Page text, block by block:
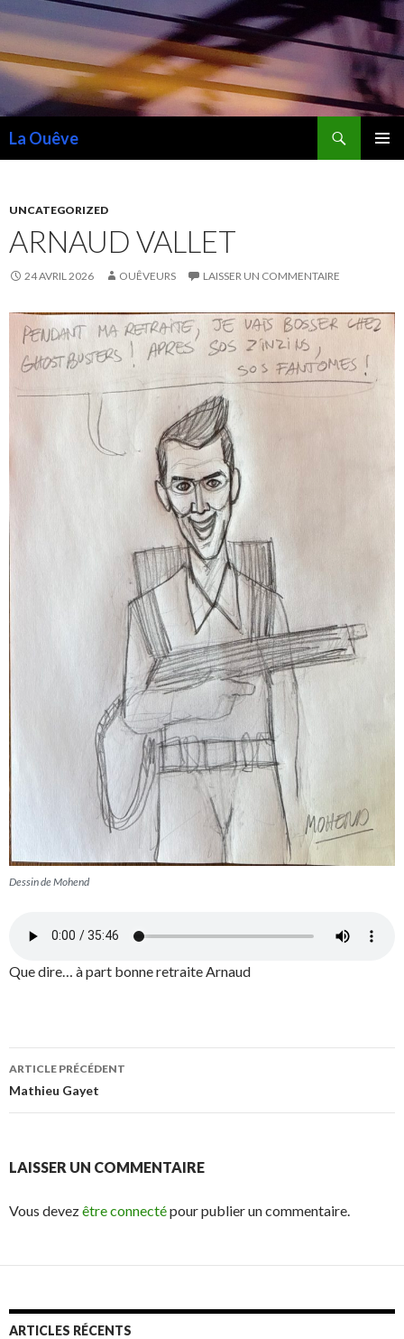
La Ouêve
UNCATEGORIZED
ARNAUD VALLET
24 AVRIL 2026 OUÊVEURS LAISSER UN COMMENTAIRE
Dessin de Mohend
Que dire… à part bonne retraite Arnaud
Navigation
articles
ARTICLE PRÉCÉDENT
Mathieu Gayet
LAISSER UN COMMENTAIRE
Vous devezêtre connectépour publier un commentaire.
ARTICLES RÉCENTS